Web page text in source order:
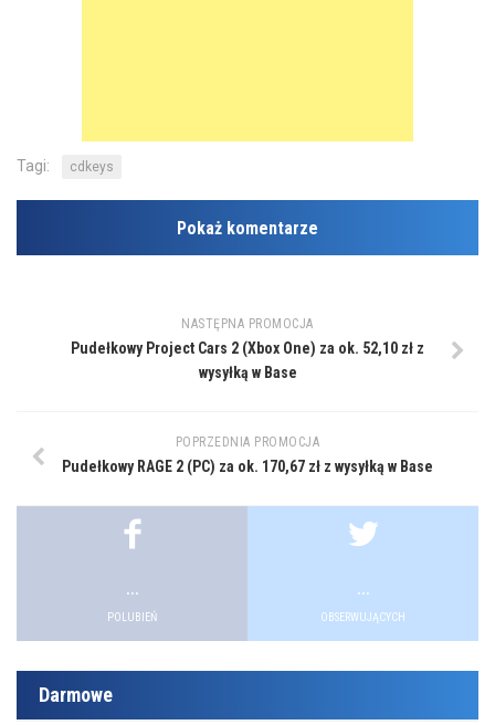
Tagi: cdkeys
Pokaż komentarze
NASTĘPNA PROMOCJA
Pudełkowy Project Cars 2 (Xbox One) za ok. 52,10 zł z
wysyłką w Base
POPRZEDNIA PROMOCJA
Pudełkowy RAGE 2 (PC) za ok. 170,67 zł z wysyłką w Base
...
POLUBIEŃ
...
OBSERWUJĄCYCH
Darmowe